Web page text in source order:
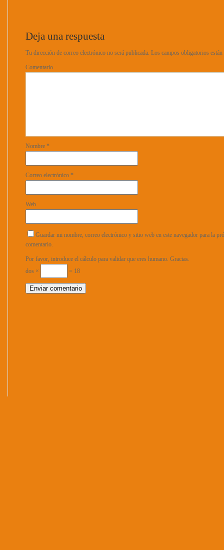
Deja una respuesta
Tu dirección de correo electrónico no será publicada. Los campos obligatorios
Comentario
Nombre *
Correo electrónico *
Web
Guardar mi nombre, correo electrónico y sitio web en este navegador para la
comentario.
Por favor, introduce el cálculo para validar que eres humano. Gracias.
dos ×
= 18